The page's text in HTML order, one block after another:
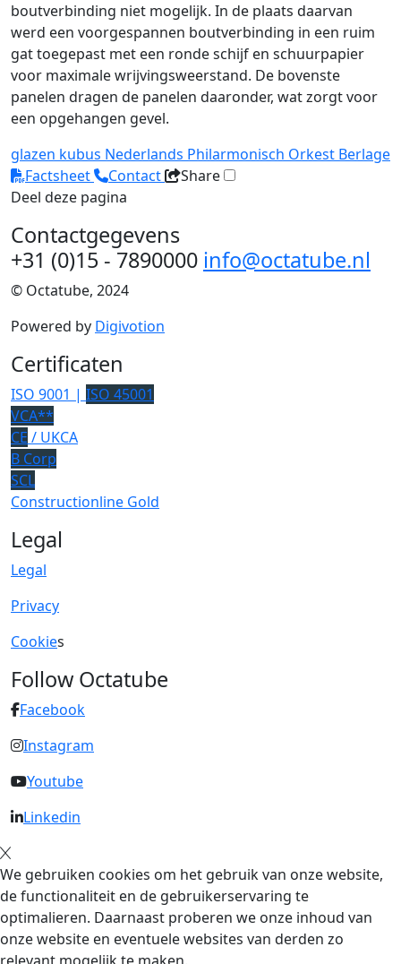
boutverbinding niet mogelijk. In de plaats daarvan
werd een voorgespannen boutverbinding in een ruim
gat toegepast met een ronde schijf en schuurpapier
voor maximale wrijvingsweerstand. De bovenste
panelen dragen de panelen daaronder, wat zorgt voor
een opgehangen gevel.
glazen kubus Nederlands Philarmonisch Orkest Berlage
Factsheet
Contact
Share
Deel deze pagina
Contactgegevens
+31 (0)15 - 7890000 info@octatube.nl
© Octatube, 2024
Powered by Digivotion
Certificaten
ISO 9001 | ISO 45001
VCA**
CE / UKCA
B Corp
SCL
Constructionline Gold
Legal
Legal
Privacy
Cookies
Follow Octatube
Facebook
Instagram
Youtube
Linkedin
We gebruiken cookies om het gebruik van onze website,
de functionaliteit en de gebruikerservaring te
optimalieren. Daarnaast proberen we onze inhoud van
onze website en eventuele websites van derden zo